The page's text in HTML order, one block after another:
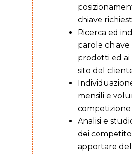
chiave
Ricerca ed
parole
prodotti ed ai
sito del
mensili e
competizione
Analisi e
dei
apportare